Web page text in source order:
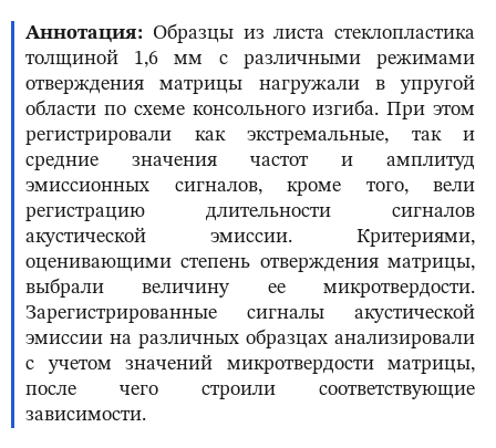
Аннотация
Образцы из листа стеклопластика
толщиной 1,6 мм с различными режимами
отверждения матрицы нагружали в упругой
области по схеме консольного изгиба. При этом
регистрировали как экстремальные, так и
средние значения частот и амплитуд
эмиссионных сигналов, кроме того, вели
регистрацию длительности сигналов
акустической эмиссии. Критериями,
оценивающими степень отверждения матрицы,
выбрали величину ее микротвердости.
Зарегистрированные сигналы акустической
эмиссии на различных образцах анализировали
с учетом значений микротвердости матрицы,
после чего строили соответствующие
зависимости.